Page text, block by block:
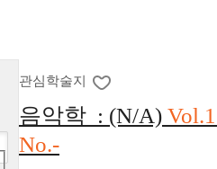
관심학술지
음악학 : (N/A)
No.-